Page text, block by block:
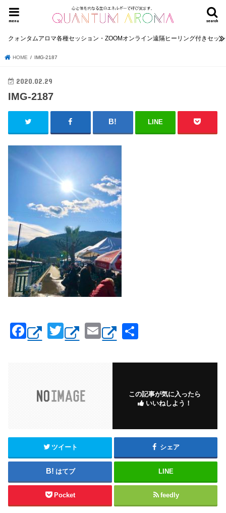
search
menu
クォンタムアロマ各種セッション・ZOOMオンライン遠隔ヒーリング付きセッ
HOME IMG-2187
2020.02.29
IMG-2187
LINE
F
a
T
wi
E
m
ail
この記事が気に入ったら
いいねしよう！
ツイート シェア
はてブ LINE
Pocket feedly